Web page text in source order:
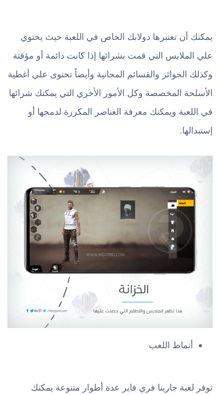
يمكنك أن تعتبرها دولابك الخاص في اللعبة حيث يحتوي
علي الملابس التي قمت بشرائها إذا كانت دائمة أو مؤقتة
وكذلك الجوائز والقسائم المجانية وأيضاً تحتوى علي أغطية
الأسلحة المخصصة وكل الأمور الأخري التي يمكنك شرائها
في اللعبة ويمكنك معرفة العناصر المكررة لدمجها أو
إستبدالها.
أنماط اللعب
توفر لعبة جارينا فري فاير عدة أطوار متنوعة يمكنك